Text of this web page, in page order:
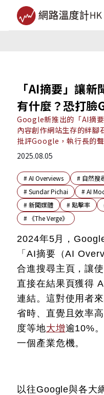
「AI摘要」讓
有什麼？恐打
Google新推出的「AI摘
內容創作網站生存的絆腳
批評Google，執行長的
2025.08.05
#AI Overviews # 自然搜
#Sundar Pichai #AI
#新聞媒體 #點擊率
# 《The Verge》
2024年5月，
「AI摘要（AI
合進搜尋主頁，讓
直接在結果頁獲得
連結。這對使用者
省時、直覺且效率
度等地大增逾10%
一個產業危機。
以往Google與各大